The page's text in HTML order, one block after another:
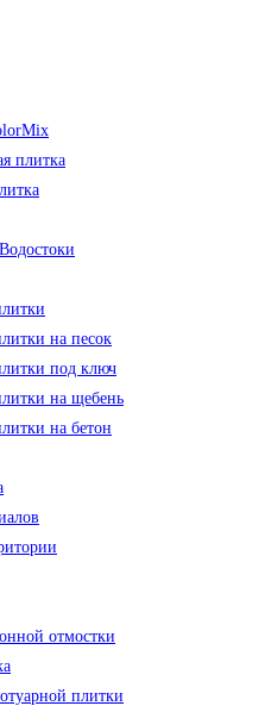
плитка
на песок
под ключ
на щебень
на бетон
отмостки
плитки